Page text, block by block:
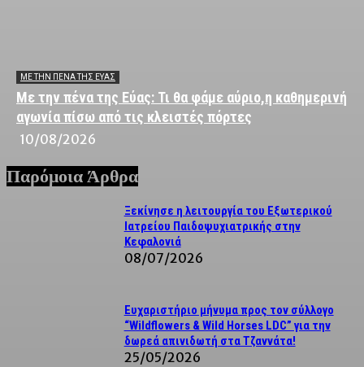
ΜΕ ΤΗΝ ΠΈΝΑ ΤΗΣ ΕΎΑΣ
Με την πένα της Εύας: Τι θα φάμε αύριο,η καθημερινή
αγωνία πίσω από τις κλειστές πόρτες
10/08/2026
Παρόμοια Άρθρα
Ξεκίνησε η λειτουργία του Εξωτερικού
Ιατρείου Παιδοψυχιατρικής στην
Κεφαλονιά
08/07/2026
Ευχαριστήριο μήνυμα προς τον σύλλογο
“Wildflowers & Wild Horses LDC” για την
δωρεά απινιδωτή στα Τζαννάτα!
25/05/2026